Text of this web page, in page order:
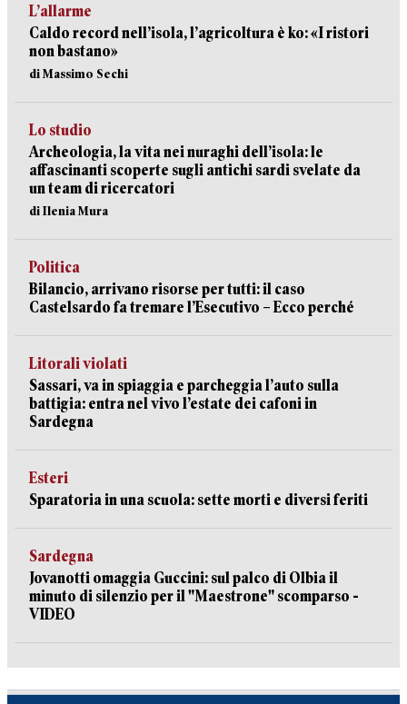
L’allarme
Caldo record nell’isola, l’agricoltura è ko: «I ristori
non bastano»
di Massimo Sechi
Lo studio
Archeologia, la vita nei nuraghi dell’isola: le
affascinanti scoperte sugli antichi sardi svelate da
un team di ricercatori
di Ilenia Mura
Politica
Bilancio, arrivano risorse per tutti: il caso
Castelsardo fa tremare l’Esecutivo – Ecco perché
Litorali violati
Sassari, va in spiaggia e parcheggia l’auto sulla
battigia: entra nel vivo l’estate dei cafoni in
Sardegna
Esteri
Sparatoria in una scuola: sette morti e diversi feriti
Sardegna
Jovanotti omaggia Guccini: sul palco di Olbia il
minuto di silenzio per il "Maestrone" scomparso -
VIDEO